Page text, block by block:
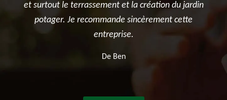
et la création du jardin
sincèrement cette
été ponctuelle, efficace et a
après les travaux. Je
pour tous vos besoins en